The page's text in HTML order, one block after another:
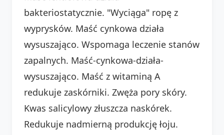
bakteriostatycznie. "Wyciąga" ropę z
wyprysków. Maść cynkowa działa
wysuszająco. Wspomaga leczenie stanów
zapalnych. Maść-cynkowa-działa-
wysuszająco. Maść z witaminą A
redukuje zaskórniki. Zwęża pory skóry.
Kwas salicylowy złuszcza naskórek.
Redukuje nadmierną produkcję łoju.